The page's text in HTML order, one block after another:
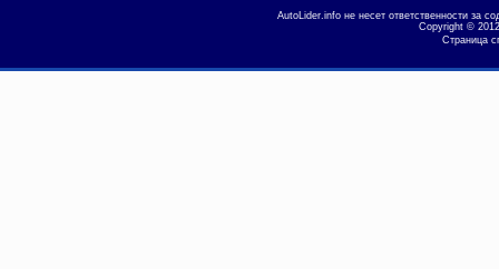
AutoLider.info не несет ответственности за
Copyright ©
Страница